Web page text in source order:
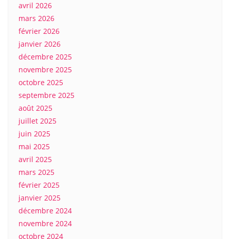
avril 2026
mars 2026
février 2026
janvier 2026
décembre 2025
novembre 2025
octobre 2025
septembre 2025
août 2025
juillet 2025
juin 2025
mai 2025
avril 2025
mars 2025
février 2025
janvier 2025
décembre 2024
novembre 2024
octobre 2024